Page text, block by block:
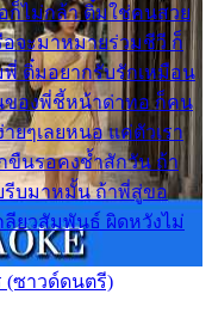
ก็ไม่กล้า ติ๋มใช่คนสวย
อจะมาหมายร่วมชีวี ก็
ติ๋มอยากรับรักเหมือน
ของพี่ชี้หน้าด่าทอ ก็คน
ยๆเลยหนอ แค่ตัวเรา
นรอคงช้ำสักวัน ถ้า
รีบมาหมั้น ถ้าพี่สู่ขอ
ลียวสัมพันธ์ ผิดหวังไม่
(ซาวด์ดนตรี)